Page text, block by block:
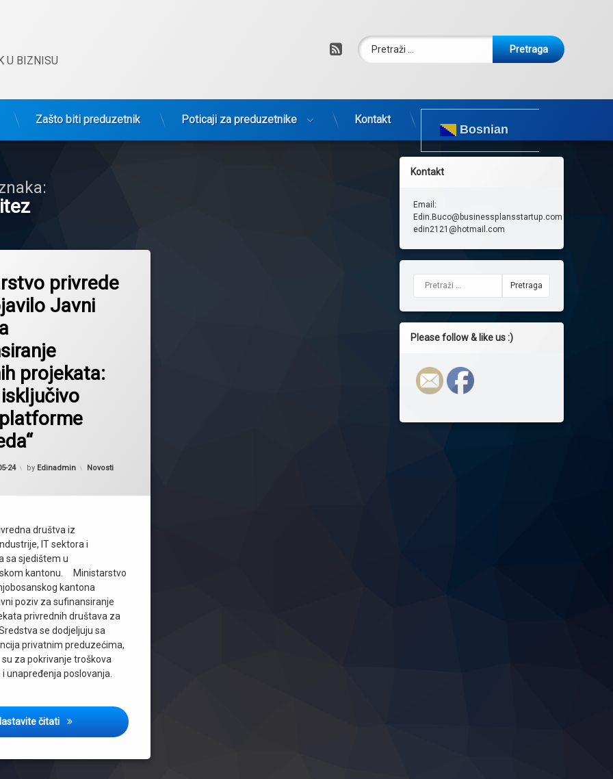
U BIZNISU
RSSPretraga:
Zašto biti preduzetnik Poticaji za preduzetnike Kontakt
Bosnian
privrede
Javni
projekata:
24 by Edinadmin Kategorije:
Novosti
društva iz
IT sektora i
sa sjedištem u
kantonu. Ministarstvo
kantona
poziv za sufinansiranje
privrednih društava za
se dodjeljuju sa
privatnim preduzećima,
za pokrivanje troškova
unapređenja poslovanja.
čitati Ministarstvo privrede SBK objavilo Javni poziv za sufinansiranje razvojnih projekata: Prijave isključivo putem platforme
Kontakt
Email:
Edin.Buco@businessplansstartup.com
edin2121@hotmail.com
Please follow & like us :)